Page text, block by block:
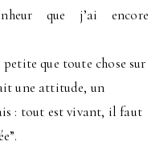
que j’ai encore
petite que toute chose sur
une attitude, un
: tout est vivant, il faut